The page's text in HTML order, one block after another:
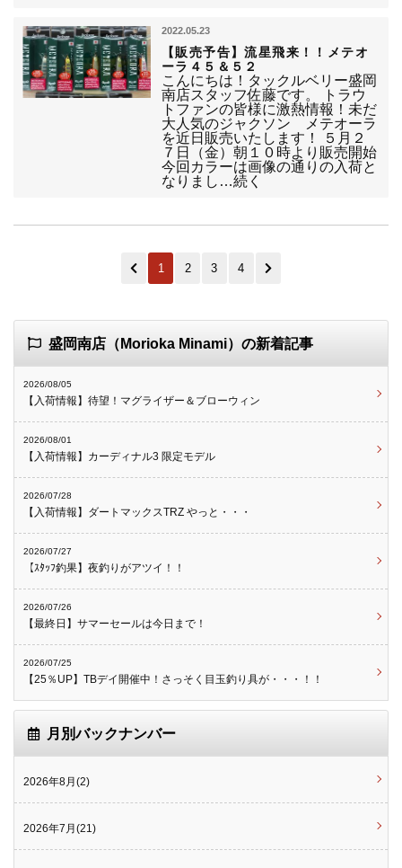
2022.05.23
【販売予告】流星飛来！！メテオ
ーラ４５＆５２
こんにちは！タックルベリー盛岡
南店スタッフ佐藤です。 トラウ
トファンの皆様に激熱情報！未だ
大人気のジャクソン メテオーラ
を近日販売いたします！ ５月２
７日（金）朝１０時より販売開始
今回カラーは画像の通りの入荷と
なりまし…続く
1 2 3 4
盛岡南店（Morioka Minami）の新着記事
2026/08/05
【入荷情報】待望！マグライザー＆ブローウィン
2026/08/01
【入荷情報】カーディナル3 限定モデル
2026/07/28
【入荷情報】ダートマックスTRZ やっと・・・
2026/07/27
【ｽﾀｯﾌ釣果】夜釣りがアツイ！！
2026/07/26
【最終日】サマーセールは今日まで！
2026/07/25
【25％UP】TBデイ開催中！さっそく目玉釣り具が・・・！！
月別バックナンバー
2026年8月(2)
2026年7月(21)